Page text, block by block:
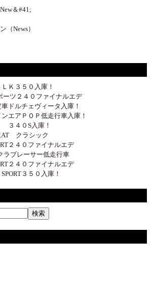
＆#41;
（News）
Ｋ３５０入庫！
ーツ２４０ファイナルエデ
ドルチェヴィータ入庫！
エアＰＯＰ低走行車入庫！
３４０S入庫！
AT クラシック
２４０ファイナルエデ
ラブレーサー低走行車
２４０ファイナルエデ
３５０入庫！